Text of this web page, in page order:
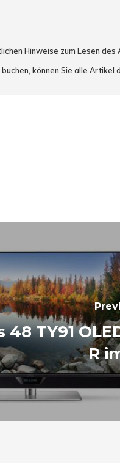
Hinweise zum Lesen
buchen, können Sie alle Artikel
48 TY91
R